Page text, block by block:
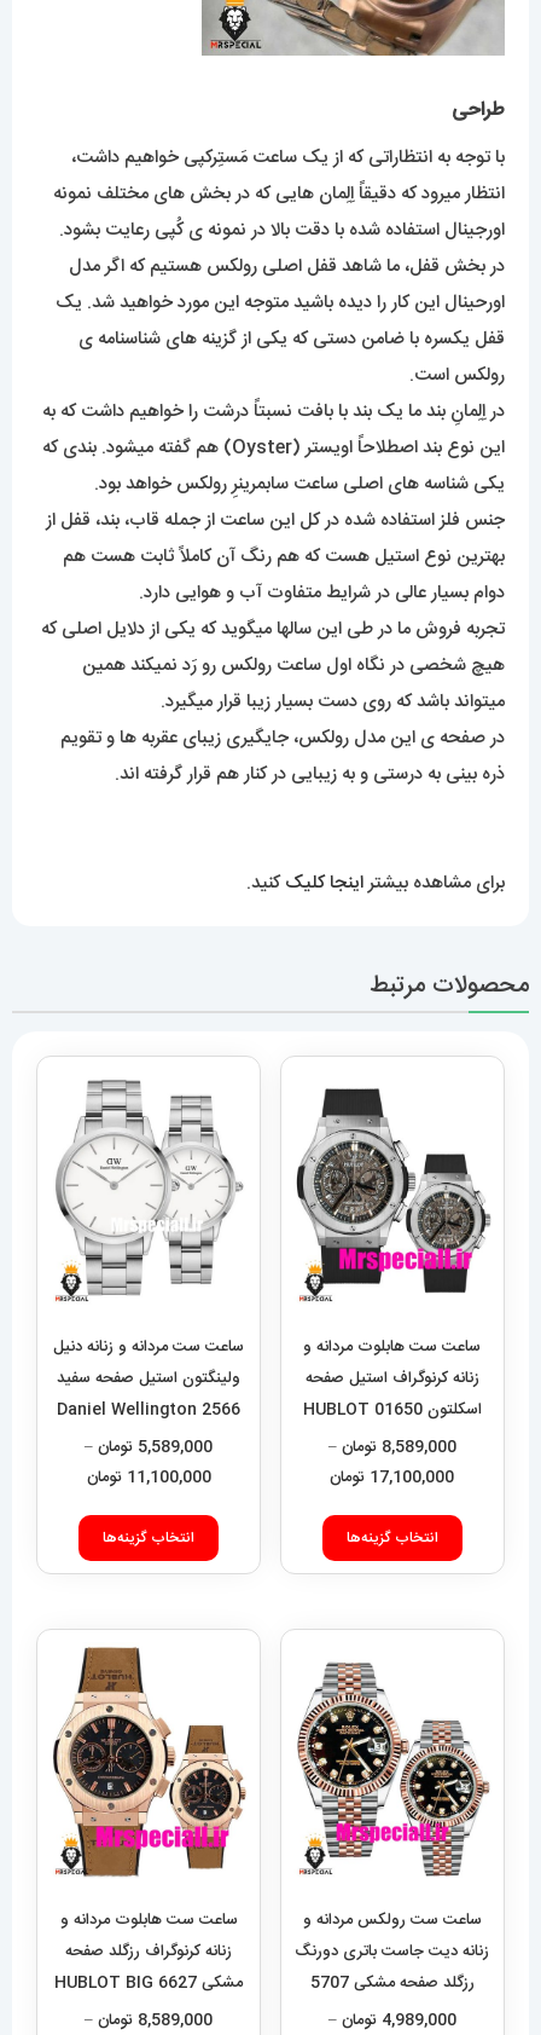
طراحی
با توجه به انتظاراتی که از یک ساعت مَستِرکپی خواهیم داشت،
انتظار میرود که دقیقاً اِلِمان هایی که در بخش های مختلف نمونه
اورجینال استفاده شده با دقت بالا در نمونه ی کُپی رعایت بشود.
در بخش قفل، ما شاهد قفل اصلی رولکس هستیم که اگر مدل
اورحینال این کار را دیده باشید متوجه این مورد خواهید شد. یک
قفل یکسره با ضامن دستی که یکی از گزینه های شناسنامه ی
رولکس است.
در اِلِمانِ بند ما یک بند با بافت نسبتاً درشت را خواهیم داشت که به
این نوع بند اصطلاحاً اویستر (Oyster) هم گفته میشود. بندی که
یکی شناسه های اصلی ساعت سابمرینرِ رولکس خواهد بود.
جنس فلز استفاده شده در کل این ساعت از جمله قاب، بند، قفل از
بهترین نوع استیل هست که هم رنگ آن کاملاً ثابت هست هم
دوام بسیار عالی در شرایط متفاوت آب و هوایی دارد.
تجربه فروش ما در طی این سالها میگوید که یکی از دلایل اصلی که
هیچ شخصی در نگاه اول ساعت رولکس رو رَد نمیکند همین
میتواند باشد که روی دست بسیار زیبا قرار میگیرد.
در صفحه ی این مدل رولکس، جایگیری زیبای عقربه ها و تقویم
ذره بینی به درستی و به زیبایی در کنار هم قرار گرفته اند.
برای مشاهده بیشتراینجا کلیککنید.
محصولات مرتبط
ساعت ست هابلوت مردانه و
زنانه کرنوگراف استیل صفحه
اسکلتون 01650 HUBLOT
BIG BANG
8,589,000 تومان–
17,100,000 تومانمحدوده
تا
انتخاب گزینه‌ها
این
محصول
انواع
می
باشد.
گزینه
ها
ممکن
است
در
صفحه
محصول
ساعت ست مردانه و زنانه دنیل
ولینگتون استیل صفحه سفید
Daniel Wellington 2566
5,589,000 تومان–
11,100,000 تومانمحدوده
تا
انتخاب گزینه‌ها
این
محصول
انواع
می
باشد.
گزینه
ها
ممکن
است
در
صفحه
محصول
ساعت ست رولکس مردانه و
زنانه دیت جاست باتری دورنگ
رزگلد صفحه مشکی 5707
Rolex Datejust
4,989,000 تومان–
ساعت ست هابلوت مردانه و
زنانه کرنوگراف رزگلد صفحه
مشکی 6627 HUBLOT BIG
BANG
8,589,000 تومان–